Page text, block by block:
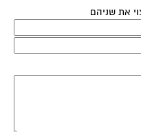
את שניהם